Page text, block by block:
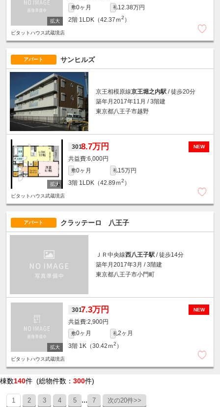
敷0ヶ月 礼12.38万円
2階 1LDK（42.37ｍ2 ）
ピタットハウス武蔵境店
アパート サンヒルズ
京王相模原線京王堀之内駅 / 徒歩20分
築年月2017年11月 / 3階建
東京都八王子市越野
NEW
3018.7万円
6,000円
敷0ヶ月 礼15万円
3階 1LDK（42.89ｍ2 ）
ピタットハウス武蔵境店
アパート クラッテーロ 八王子
ＪＲ中央線西八王子駅 / 徒歩14分
築年月2017年3月 / 3階建
東京都八王子市小門町
NEW
3017.3万円
2,900円
敷0ヶ月 礼2ヶ月
3階 1K（30.42ｍ2 ）
ピタットハウス武蔵境店
棟数140件 (総物件数： 300件)
1 2 3 4 5 ... 7 次の20件>>